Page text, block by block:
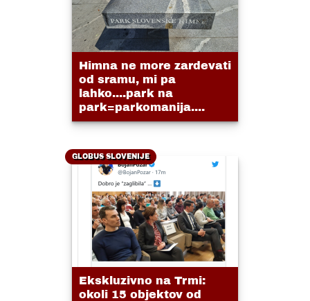
Himna ne more zardevati
od sramu, mi pa
lahko....park na
park=parkomanija....
GLOBUS SLOVENIJE
Ekskluzivno na Trmi:
okoli 15 objektov od